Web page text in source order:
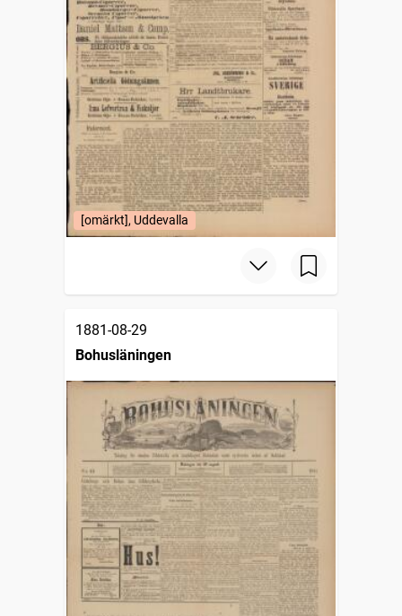
[omärkt], Uddevalla
1881-08-29
Bohusläningen